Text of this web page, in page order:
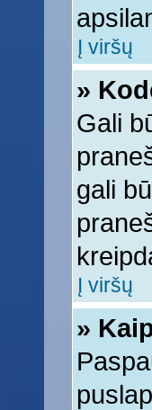
Į viršų
»
Gali
gali
Į viršų
»